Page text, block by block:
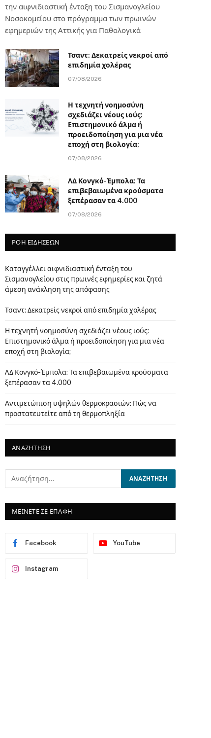
την αιφνιδιαστική ένταξη του Σισμανογλείου
Νοσοκομείου στο πρόγραμμα των πρωινών
εφημεριών της Αττικής για Παθολογικά
Τσαντ: Δεκατρείς νεκροί από
επιδημία χολέρας
07/08/2026
Η τεχνητή νοημοσύνη
σχεδιάζει νέους ιούς:
Επιστημονικό άλμα ή
προειδοποίηση για μια νέα
εποχή στη βιολογία;
07/08/2026
ΛΔ Κονγκό-Έμπολα: Τα
επιβεβαιωμένα κρούσματα
ξεπέρασαν τα 4.000
07/08/2026
ΡΟΗ ΕΙΔΗΣΕΩΝ
Καταγγέλλει αιφνιδιαστική ένταξη του
Σισμανογλείου στις πρωινές εφημερίες και ζητά
άμεση ανάκληση της απόφασης
Τσαντ: Δεκατρείς νεκροί από επιδημία χολέρας
Η τεχνητή νοημοσύνη σχεδιάζει νέους ιούς:
Επιστημονικό άλμα ή προειδοποίηση για μια νέα
εποχή στη βιολογία;
ΛΔ Κονγκό-Έμπολα: Τα επιβεβαιωμένα κρούσματα
ξεπέρασαν τα 4.000
Αντιμετώπιση υψηλών θερμοκρασιών: Πώς να
προστατευτείτε από τη θερμοπληξία
ΑΝΑΖΗΤΗΣΗ
ΜΕΙΝΕΤΕ ΣΕ ΕΠΑΦΗ
Facebook YouTube
Instagram